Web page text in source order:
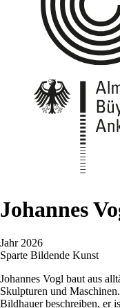
Johannes
Jahr 2026
Sparte Bildende Kunst
Johannes Vogl baut aus
Skulpturen und
Bildhauer beschreiben, er